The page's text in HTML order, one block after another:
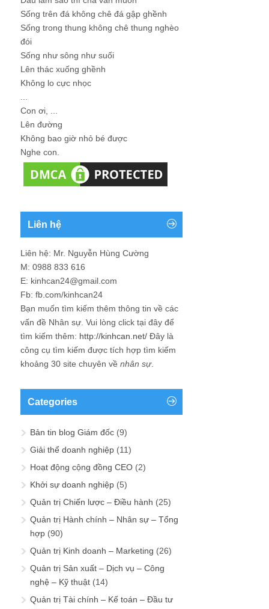
Liên hệ: Mr. Nguyễn Hùng Cường
M: 0988 833 616
E: kinhcan24@gmail.com
Fb: fb.com/kinhcan24
Bạn muốn tìm kiếm thêm thông tin về các
vấn đềNhân sự . Vui lòng click tại đây để
tìm kiếm thêm:http://kinhcan.net/
công cụ tìm kiếm được tích hợp tìm kiếm
khoảng 30 site chuyên về
Categories
Bản tin blog Giám đốc(9)
Hoạt động cộng đồng CEO
Khởi sự doanh nghiệp(5)
Quản trị Chiến lược – Điều hành
Quản trị Hành chính – Nhân sự – Tổng
hợp(90)
Quản trị Kinh doanh – Marketing
(26)
Quản trị Sản xuất – Dịch vụ – Công
nghệ – Kỹ thuật(14)
Quản trị Tài chính – Kế toán – Đầu tư
(20)
Giới thiệu về Blog Giám đốc
Blog chia sẻ về Quản trị Doanh nghiệp ành cho những
(CEO, Manager). Ở đây có các tài liệu, bài viết, hướng dẫn
chi tiết trong lĩnh vực Quản trị doanh nghiệp xoay quay
vòng đời tổ chức.
Tìm kiếm trên blog
Keyword của Blog
Quản trị nhân sự, Quản trị chiến lược, Quản trị kinh doanh,